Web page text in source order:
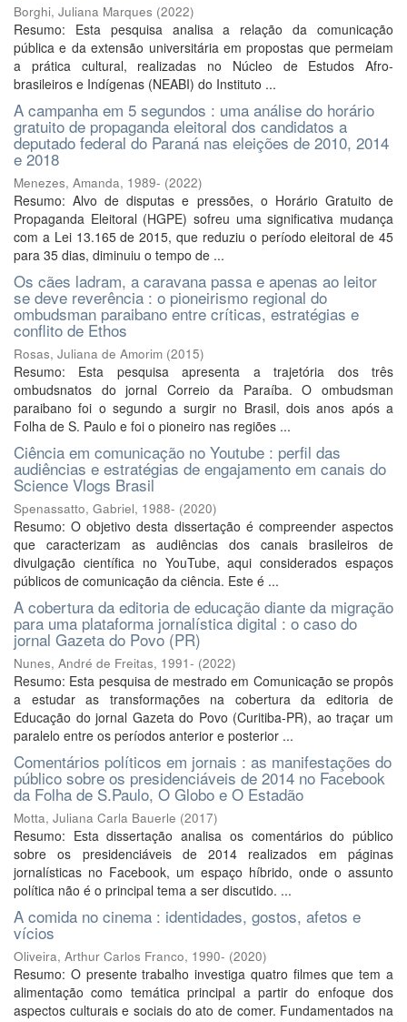
Borghi, Juliana Marques (2022)
Resumo: Esta pesquisa analisa a relação da comunicação
pública e da extensão universitária em propostas que permeiam
a prática cultural, realizadas no Núcleo de Estudos Afro-
brasileiros e Indígenas (NEABI) do Instituto ...
A campanha em 5 segundos : uma análise do horário
gratuito de propaganda eleitoral dos candidatos a
deputado federal do Paraná nas eleições de 2010, 2014
e 2018
Menezes, Amanda, 1989- (2022)
Resumo: Alvo de disputas e pressões, o Horário Gratuito de
Propaganda Eleitoral (HGPE) sofreu uma significativa mudança
com a Lei 13.165 de 2015, que reduziu o período eleitoral de 45
para 35 dias, diminuiu o tempo de ...
Os cães ladram, a caravana passa e apenas ao leitor
se deve reverência : o pioneirismo regional do
ombudsman paraibano entre críticas, estratégias e
conflito de Ethos
Rosas, Juliana de Amorim (2015)
Resumo: Esta pesquisa apresenta a trajetória dos três
ombudsnatos do jornal Correio da Paraíba. O ombudsman
paraibano foi o segundo a surgir no Brasil, dois anos após a
Folha de S. Paulo e foi o pioneiro nas regiões ...
Ciência em comunicação no Youtube : perfil das
audiências e estratégias de engajamento em canais do
Science Vlogs Brasil
Spenassatto, Gabriel, 1988- (2020)
Resumo: O objetivo desta dissertação é compreender aspectos
que caracterizam as audiências dos canais brasileiros de
divulgação científica no YouTube, aqui considerados espaços
públicos de comunicação da ciência. Este é ...
A cobertura da editoria de educação diante da migração
para uma plataforma jornalística digital : o caso do
jornal Gazeta do Povo (PR)
Nunes, André de Freitas, 1991- (2022)
Resumo: Esta pesquisa de mestrado em Comunicação se propôs
a estudar as transformações na cobertura da editoria de
Educação do jornal Gazeta do Povo (Curitiba-PR), ao traçar um
paralelo entre os períodos anterior e posterior ...
Comentários políticos em jornais : as manifestações do
público sobre os presidenciáveis de 2014 no Facebook
da Folha de S.Paulo, O Globo e O Estadão
Motta, Juliana Carla Bauerle (2017)
Resumo: Esta dissertação analisa os comentários do público
sobre os presidenciáveis de 2014 realizados em páginas
jornalísticas no Facebook, um espaço híbrido, onde o assunto
política não é o principal tema a ser discutido. ...
A comida no cinema : identidades, gostos, afetos e
vícios
Oliveira, Arthur Carlos Franco, 1990- (2020)
Resumo: O presente trabalho investiga quatro filmes que tem a
alimentação como temática principal a partir do enfoque dos
aspectos culturais e sociais do ato de comer. Fundamentados na